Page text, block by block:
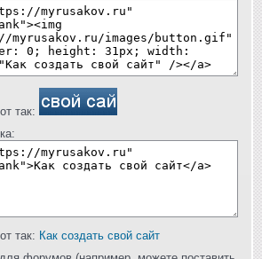
так:
так: Как создать свой сайт